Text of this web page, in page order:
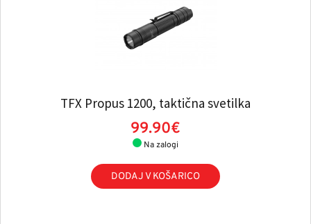
TFX Propus 1200, taktična svetilka
99.90€
Na zalogi
DODAJ V KOŠARICO